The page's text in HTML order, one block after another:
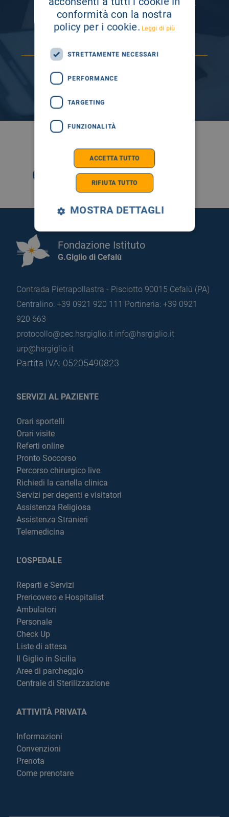
ISCRIVITI AI NOSTRI CANALI PER RESTARE
SEMPRE AGGIORNATO
Fondazione Istituto
G.Giglio di Cefalù
Contrada Pietrapollastra - Pisciotto 90015 Cefalù (PA)
Centralino: +39 0921 920 111 Portineria: +39 0921
920 663
protocollo@pec.hsrgiglio.it info@hsrgiglio.it
urp@hsrgiglio.it
Partita IVA: 05205490823
SERVIZI AL PAZIENTE
Orari sportelli
Orari visite
Referti online
Pronto Soccorso
Percorso chirurgico live
Richiedi la cartella clinica
Servizi per degenti e visitatori
Assistenza Religiosa
Assistenza Stranieri
Telemedicina
L'OSPEDALE
Reparti e Servizi
Prericovero e Hospitalist
Ambulatori
Personale
Check Up
Liste di attesa
Il Giglio in Sicilia
Aree di parcheggio
Centrale di Sterilizzazione
ATTIVITÀ PRIVATA
Informazioni
Convenzioni
Prenota
Come prenotare
conformità con la nostra
policy per i cookie. Leggi di più
STRETTAMENTE NECESSARI
PERFORMANCE
TARGETING
FUNZIONALITÀ
ACCETTA TUTTO
RIFIUTA TUTTO
MOSTRA DETTAGLI